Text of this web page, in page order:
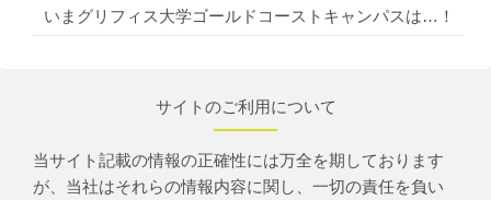
いまグリフィス大学ゴールドコーストキャンパスは…！
サイトのご利用について
当サイト記載の情報の正確性には万全を期しております
が、当社はそれらの情報内容に関し、一切の責任を負い